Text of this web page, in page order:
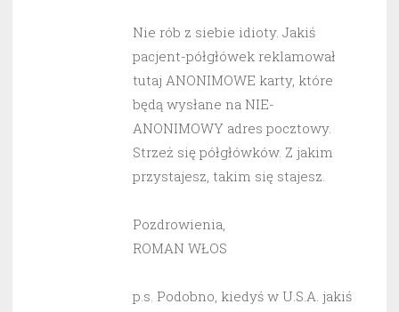
Nie rób z siebie idioty. Jakiś
pacjent-półgłówek reklamował
tutaj ANONIMOWE karty, które
będą wysłane na NIE-
ANONIMOWY adres pocztowy.
Strzeż się półgłówków. Z jakim
przystajesz, takim się stajesz.
Pozdrowienia,
ROMAN WŁOS
p.s. Podobno, kiedyś w U.S.A. jakiś